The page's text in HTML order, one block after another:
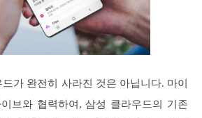
가 완전히 사라진 것은 아닙니다. 마이
브와 협력하여, 삼성 클라우드의 기존